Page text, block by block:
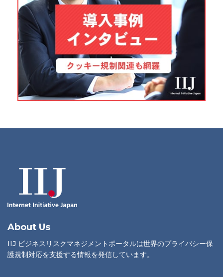
About Us
IIJ ビジネスリスクマネジメントポータルは世界のプライバシー保
護規制対応を支援する情報を発信しています。